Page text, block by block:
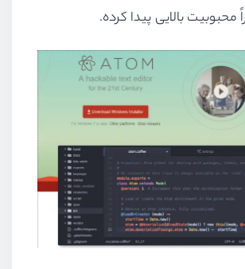
محبوبیت بالایی پیدا کرده.